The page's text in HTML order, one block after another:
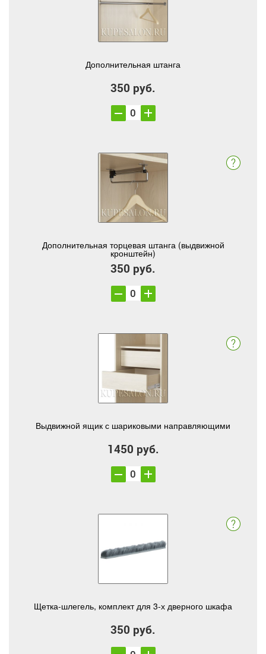
Дополнительная штанга
350 руб.
Дополнительная торцевая штанга (выдвижной
кронштейн)
350 руб.
Выдвижной ящик с шариковыми направляющими
1450 руб.
Щетка-шлегель, комплект для 3-х дверного шкафа
350 руб.